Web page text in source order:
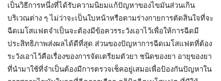
เป็นวิธีการหนึ่งที่ได้รับความนิยมแก้ปัญหาของไขมันส่วนเกิน
บริเวณต่าง ๆ ไม่ว่าจะเป็นใบหน้าหรือตามร่างกายการตัดสินใจที่จะ
ฉีดเมโสแฟตจำเป็นจะต้องมีข้อควรระวังเอาไว้เพื่อให้การฉีดมี
ประสิทธิภาพส่งผลได้ดีที่สุด ส่วนของปัญหาการฉีดเมโสแฟตที่ต้อง
ระวังเอาไว้คือเรื่องของการจัดเตรียมตัวยา ชนิดของยา อายุของยา
ที่นำมาใช้ที่จำเป็นต้องมีการตรวจเช็คอยู่เสมอเพื่อป้องกันปัญหาใน